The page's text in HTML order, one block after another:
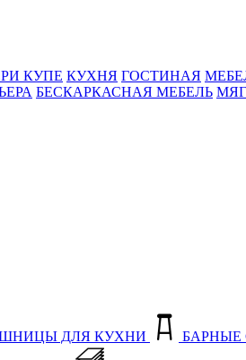
КУПЕ КУХНЯ ГОСТИНАЯ
БЕСКАРКАСНАЯ МЕБЕЛЬ
ДЛЯ КУХНИ БАРНЫЕ